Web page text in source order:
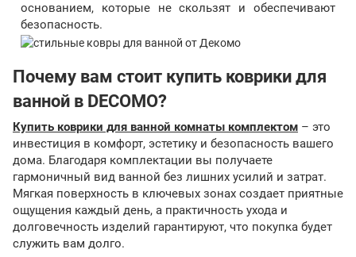
основанием, которые не скользят и обеспечивают
безопасность.
Почему вам стоит купить коврики для
ванной в DECOMO?
Купить коврики для ванной комнаты комплектом – это
инвестиция в комфорт, эстетику и безопасность вашего
дома. Благодаря комплектации вы получаете
гармоничный вид ванной без лишних усилий и затрат.
Мягкая поверхность в ключевых зонах создает приятные
ощущения каждый день, а практичность ухода и
долговечность изделий гарантируют, что покупка будет
служить вам долго.